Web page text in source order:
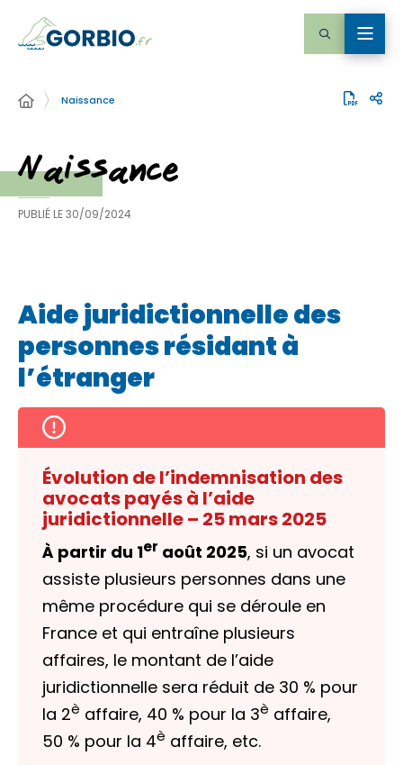
Naissance
Naissance
PUBLIÉ LE30/09/2024
Aide juridictionnelle des
personnes résidant à
l’étranger
Évolution de l’indemnisation des
avocats payés à l’aide
juridictionnelle – 25 mars 2025
À partir du 1er août 2025, si un avocat
assiste plusieurs personnes dans une
même procédure qui se déroule en
France et qui entraîne plusieurs
affaires, le montant de l’aide
juridictionnelle sera réduit de 30 % pour
la 2è affaire, 40 % pour la 3è affaire,
50 % pour la 4è affaire, etc.